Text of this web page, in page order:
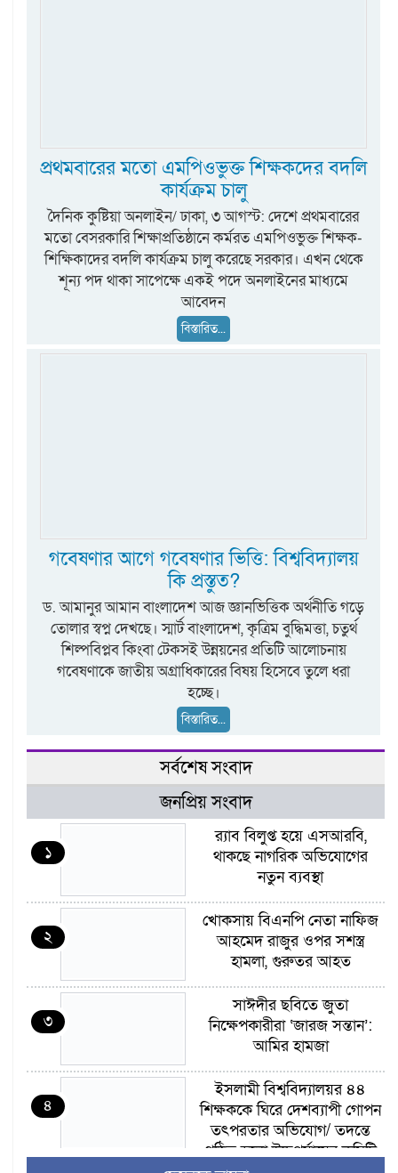
প্রথমবারের মতো এমপিওভুক্ত শিক্ষকদের বদলি
কার্যক্রম চালু
দৈনিক কুষ্টিয়া অনলাইন/ ঢাকা, ৩ আগস্ট: দেশে প্রথমবারের
মতো বেসরকারি শিক্ষাপ্রতিষ্ঠানে কর্মরত এমপিওভুক্ত শিক্ষক-
শিক্ষিকাদের বদলি কার্যক্রম চালু করেছে সরকার। এখন থেকে
শূন্য পদ থাকা সাপেক্ষে একই পদে অনলাইনের মাধ্যমে
আবেদন
বিস্তারিত...
গবেষণার আগে গবেষণার ভিত্তি: বিশ্ববিদ্যালয়
কি প্রস্তুত?
ড. আমানুর আমান বাংলাদেশ আজ জ্ঞানভিত্তিক অর্থনীতি গড়ে
তোলার স্বপ্ন দেখছে। স্মার্ট বাংলাদেশ, কৃত্রিম বুদ্ধিমত্তা, চতুর্থ
শিল্পবিপ্লব কিংবা টেকসই উন্নয়নের প্রতিটি আলোচনায়
গবেষণাকে জাতীয় অগ্রাধিকারের বিষয় হিসেবে তুলে ধরা
হচ্ছে।
বিস্তারিত...
সর্বশেষ সংবাদ
জনপ্রিয় সংবাদ
১
র‍্যাব বিলুপ্ত হয়ে এসআরবি,
থাকছে নাগরিক অভিযোগের
নতুন ব্যবস্থা
২
খোকসায় বিএনপি নেতা নাফিজ
আহমেদ রাজুর ওপর সশস্ত্র
হামলা, গুরুতর আহত
৩
সাঈদীর ছবিতে জুতা
নিক্ষেপকারীরা ‘জারজ সন্তান’:
আমির হামজা
৪
ইসলামী বিশ্ববিদ্যালয়র ৪৪
শিক্ষককে ঘিরে দেশব্যাপী গোপন
তৎপরতার অভিযোগ/ তদন্তে
গঠিত হলো উচ্চপর্যায়ের কমিটি